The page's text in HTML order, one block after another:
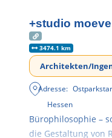
+studio
3474.1 km
Architekten/
Adresse:
Hessen
Bürophilosophie –
die Gestaltung von